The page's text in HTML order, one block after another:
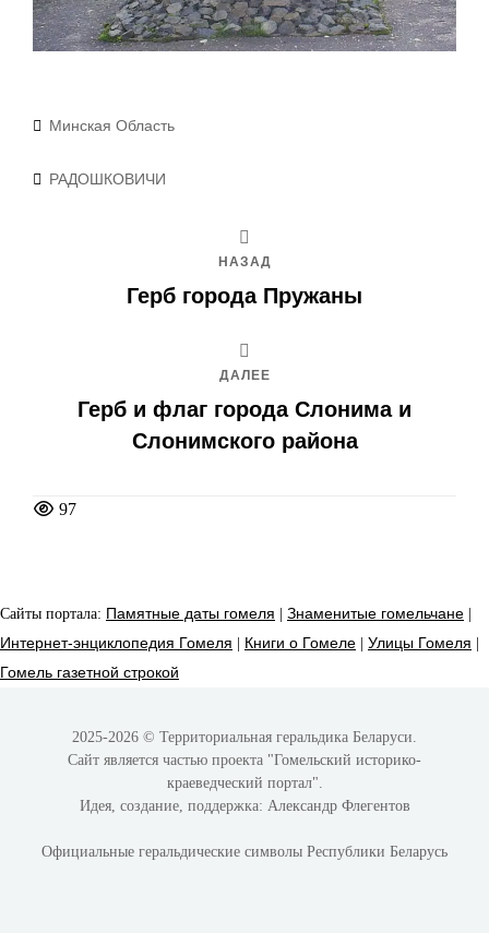
Рубрики
Минская Область
Метки
РАДОШКОВИЧИ
НАЗАД
Герб города Пружаны
ДАЛЕЕ
Герб и флаг города Слонима и
Слонимского района
97
Сайты портала: Памятные даты гомеля | Знаменитые гомельчане |
Интернет-энциклопедия Гомеля | Книги о Гомеле | Улицы Гомеля |
Гомель газетной строкой
2025-2026 © Территориальная геральдика Беларуси.
Сайт является частью проекта "Гомельский историко-
краеведческий портал"
Идея, создание, поддержка: Александр Флегентов
Официальные геральдические символы Республики Беларусь